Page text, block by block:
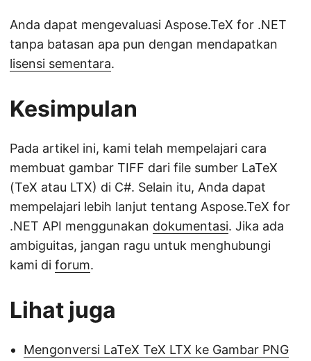
Anda dapat mengevaluasi Aspose.TeX for .NET
tanpa batasan apa pun dengan mendapatkan
lisensi sementara.
Kesimpulan
Pada artikel ini, kami telah mempelajari cara
membuat gambar TIFF dari file sumber LaTeX
(TeX atau LTX) di C#. Selain itu, Anda dapat
mempelajari lebih lanjut tentang Aspose.TeX for
.NET API menggunakan dokumentasi. Jika ada
ambiguitas, jangan ragu untuk menghubungi
kami di forum.
Lihat juga
Mengonversi LaTeX TeX LTX ke Gambar PNG